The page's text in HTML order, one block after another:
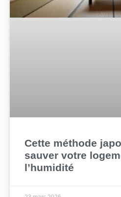
Cette méthode
sauver votre
l’humidité